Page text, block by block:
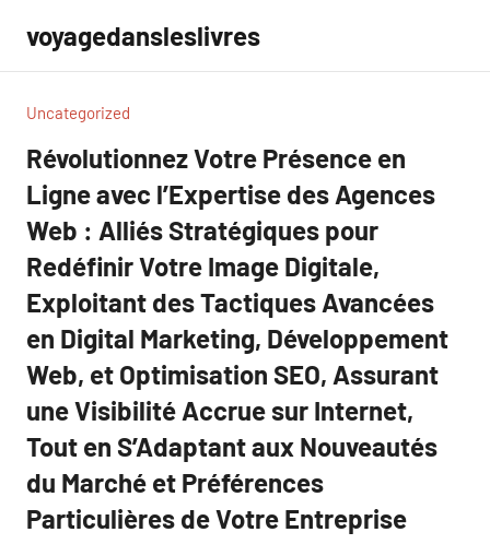
contenu
voyagedansleslivres
Uncategorized
Révolutionnez Votre Présence en
Ligne avec l’Expertise des Agences
Web : Alliés Stratégiques pour
Redéfinir Votre Image Digitale,
Exploitant des Tactiques Avancées
en Digital Marketing, Développement
Web, et Optimisation SEO, Assurant
une Visibilité Accrue sur Internet,
Tout en S’Adaptant aux Nouveautés
du Marché et Préférences
Particulières de Votre Entreprise